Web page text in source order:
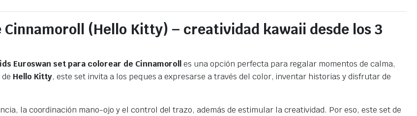
(Hello Kitty) – creatividad kawaii desde los 3
Euroswan set para colorear de Cinnamoroll
es una opción perfecta para regalar momentos de calma,
Hello Kitty, este set invita a los peques a expresarse a través del color, inventar historias y disfrutar de
la coordinación mano-ojo y el control del trazo, además de estimular la creatividad. Por eso, este set de